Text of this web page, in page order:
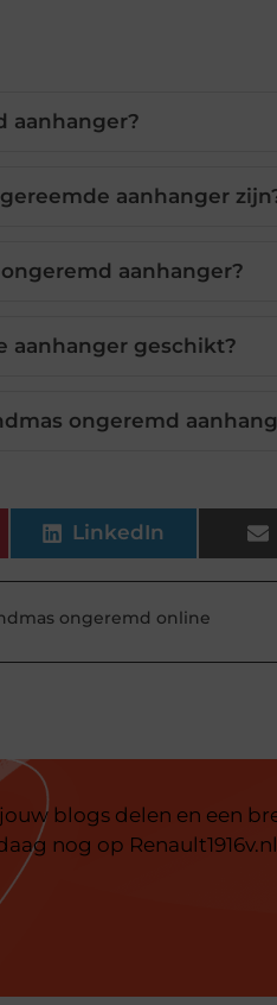
aanhanger?
aanhanger
aanhanger?
aanhanger geschikt?
ongeremd
LinkedIn
ongeremd online
blogs delen en een
nog op Renault1916v.nl